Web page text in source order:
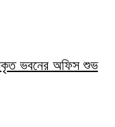
ভবনের অফিস শুভ